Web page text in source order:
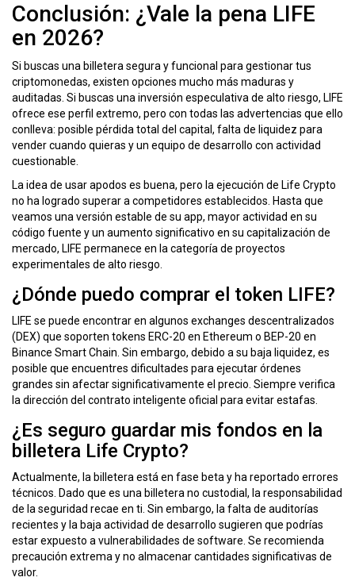
Conclusión: ¿Vale la pena LIFE
en 2026?
Si buscas una billetera segura y funcional para gestionar tus
criptomonedas, existen opciones mucho más maduras y
auditadas. Si buscas una inversión especulativa de alto riesgo, LIFE
ofrece ese perfil extremo, pero con todas las advertencias que ello
conlleva: posible pérdida total del capital, falta de liquidez para
vender cuando quieras y un equipo de desarrollo con actividad
cuestionable.
La idea de usar apodos es buena, pero la ejecución de Life Crypto
no ha logrado superar a competidores establecidos. Hasta que
veamos una versión estable de su app, mayor actividad en su
código fuente y un aumento significativo en su capitalización de
mercado, LIFE permanece en la categoría de proyectos
experimentales de alto riesgo.
¿Dónde puedo comprar el token LIFE?
LIFE se puede encontrar en algunos exchanges descentralizados
(DEX) que soporten tokens ERC-20 en Ethereum o BEP-20 en
Binance Smart Chain. Sin embargo, debido a su baja liquidez, es
posible que encuentres dificultades para ejecutar órdenes
grandes sin afectar significativamente el precio. Siempre verifica
la dirección del contrato inteligente oficial para evitar estafas.
¿Es seguro guardar mis fondos en la
billetera Life Crypto?
Actualmente, la billetera está en fase beta y ha reportado errores
técnicos. Dado que es una billetera no custodial, la responsabilidad
de la seguridad recae en ti. Sin embargo, la falta de auditorías
recientes y la baja actividad de desarrollo sugieren que podrías
estar expuesto a vulnerabilidades de software. Se recomienda
precaución extrema y no almacenar cantidades significativas de
valor.